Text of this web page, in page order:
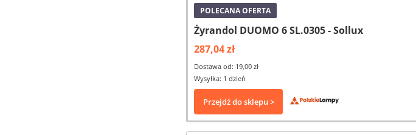
POLECANA OFERTA
Żyrandol DUOMO 6 SL.0305 - Sollux
287,04 zł
Dostawa od: 19,00 zł
Wysyłka: 1 dzień
Przejdź do sklepu >